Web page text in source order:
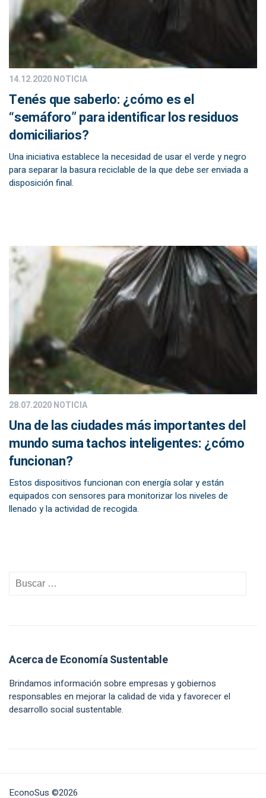
14.12.2020NOTICIA
Tenés que saberlo: ¿cómo es el
“semáforo” para identificar los residuos
domiciliarios?
Una iniciativa establece la necesidad de usar el verde y negro
para separar la basura reciclable de la que debe ser enviada a
disposición final.
28.07.2020NOTICIA
Una de las ciudades más importantes del
mundo suma tachos inteligentes: ¿cómo
funcionan?
Estos dispositivos funcionan con energía solar y están
equipados con sensores para monitorizar los niveles de
llenado y la actividad de recogida.
Acerca de Economía Sustentable
Brindamos información sobre empresas y gobiernos
responsables en mejorar la calidad de vida y favorecer el
desarrollo social sustentable.
EconoSus ©2026